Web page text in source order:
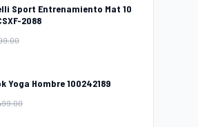
Sport Entrenamiento Mat 10
2088
Yoga Hombre 100242189